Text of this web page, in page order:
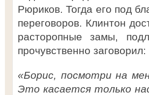
Рюриков. Тогда его под
переговоров. Клинтон
расторопные замы,
прочувственно заговорил:
«Борис, посмотри на
Это касается только